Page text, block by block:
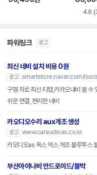
4.6
파워링크 광고
최신 네비 설치 비용 0원
광고 smartstore.naver.com/isora
구형 차로 최신 티맵,카카오내비 쓸 수
쉬운 연결, 편리한 네비
카오디오수리 aux개조 생성
광고 www.caraudioas.co.kr
카오디오as 옥스 억스 개조 블루투스
부산아이나비 안드로이드/블박